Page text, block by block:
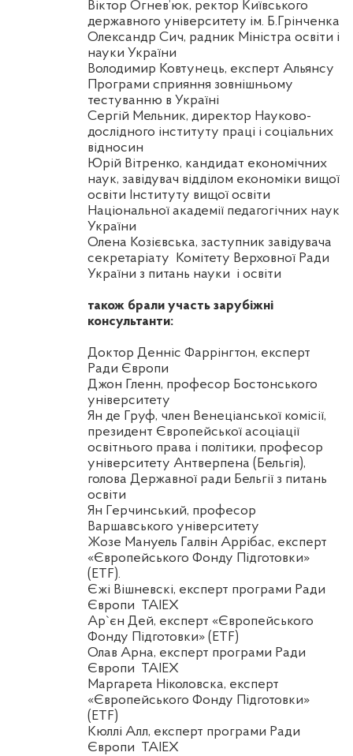
Віктор Огнев’юк, ректор Київського
державного університету ім. Б.Грінченка
Олександр Сич, радник Міністра освіти і
науки України
Володимир Ковтунець, експерт Альянсу
Програми сприяння зовнішньому
тестуванню в Україні
Сергій Мельник, директор Науково-
дослідного інституту праці і соціальних
відносин
Юрій Вітренко, кандидат економічних
наук, завідувач відділом економіки вищої
освіти Інституту вищої освіти
Національної академії педагогічних наук
України
Олена Козієвська, заступник завідувача
секретаріату
Комітету Верховної Ради
України з питань науки і освіти
також брали участь зарубіжні
консультанти:
Доктор Денніс Фаррінгтон, експерт
Ради Європи
Джон Гленн, професор Бостонського
університету
Ян де Груф, член Венеціанської комісії,
президент Європейської асоціації
освітнього права і політики, професор
університету Антверпена (Бельгія),
голова Державної ради Бельгії з питань
освіти
Ян Герчинський, професор
Варшавського університету
Жозе Мануель Галвін Аррібас, експерт
«Європейського Фонду Підготовки»
(ETF).
Єжі Вішневскі, експерт програми Ради
Європи TAIEX
Ар`єн Дей, експерт «Європейського
Фонду Підготовки» (ETF)
Олав Арна, експерт програми Ради
Європи TAIEX
Маргарета Ніколовска, експерт
«Європейського Фонду Підготовки»
(ETF)
Кюллі Алл, експерт програми Ради
Європи TAIEX